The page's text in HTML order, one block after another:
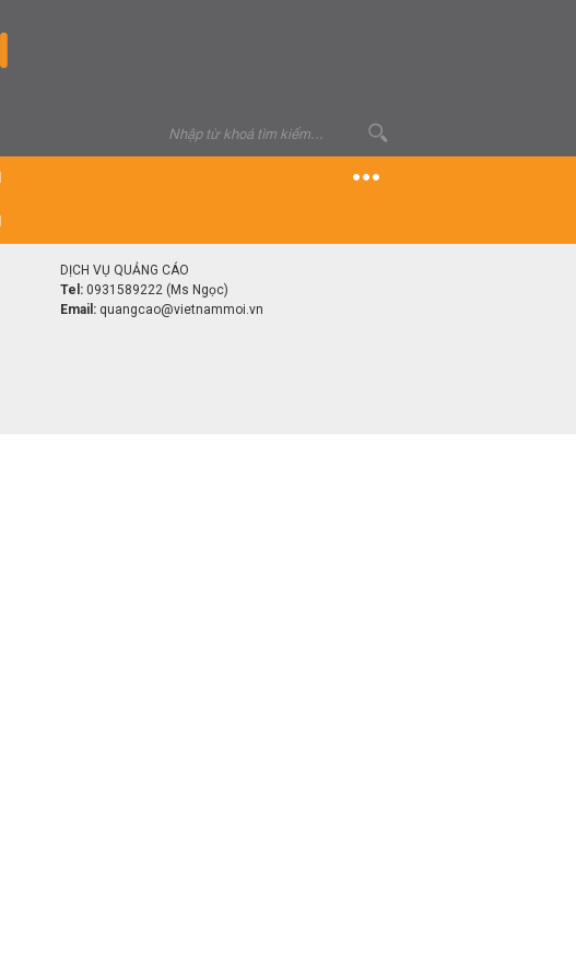
DỊCH VỤ QUẢNG CÁO
Tel: 0931589222 (Ms Ngọc)
Email: quangcao@vietnammoi.vn